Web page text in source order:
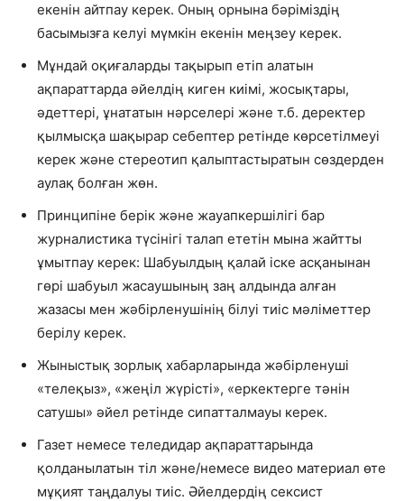
екенін айтпау керек. Оның орнына бәріміздің
басымызға келуі мүмкін екенін меңзеу керек.
Мұндай оқиғаларды тақырып етіп алатын
ақпараттарда әйелдің киген киімі, жосықтары,
әдеттері, ұнататын нәрселері және т.б. деректер
қылмысқа шақырар себептер ретінде көрсетілмеуі
керек және стереотип қалыптастыратын сөздерден
аулақ болған жөн.
Принципіне берік және жауапкершілігі бар
журналистика түсінігі талап ететін мына жайтты
ұмытпау керек: Шабуылдың қалай іске асқанынан
гөрі шабуыл жасаушының заң алдында алған
жазасы мен жәбірленушінің білуі тиіс мәліметтер
берілу керек.
Жыныстық зорлық хабарларында жәбірленуші
«телеқыз», «жеңіл жүрісті», «еркектерге тәнін
сатушы» әйел ретінде сипатталмауы керек.
Газет немесе теледидар ақпараттарында
қолданылатын тіл және/немесе видео материал өте
мұқият таңдалуы тиіс. Әйелдердің сексист